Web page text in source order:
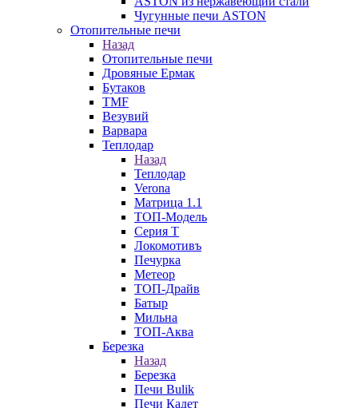
Чугунные печи ASTON
Отопительные печи
Назад
Отопительные печи
Дровяные Ермак
Бутаков
TMF
Везувий
Варвара
Теплодар
Назад
Теплодар
Verona
Матрица 1.1
ТОП-Модель
Серия Т
Локомотивъ
Печурка
Метеор
ТОП-Драйв
Батыр
Мильна
ТОП-Аква
Березка
Назад
Березка
Печи Bulik
Печи Кадет